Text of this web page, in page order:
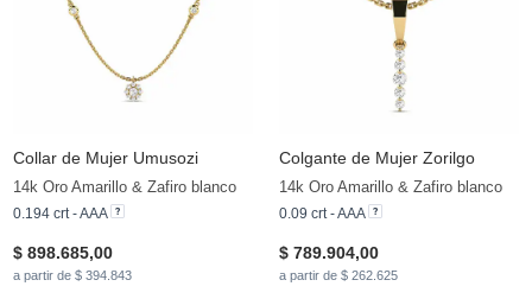
Collar de Mujer Umusozi
14k Oro Amarillo & Zafiro blanco
0.194 crt - AAA
$ 898.685,00
a partir de $ 394.843
Colgante de Mujer Zorilgo
14k Oro Amarillo & Zafiro blanco
0.09 crt - AAA
$ 789.904,00
a partir de $ 262.625